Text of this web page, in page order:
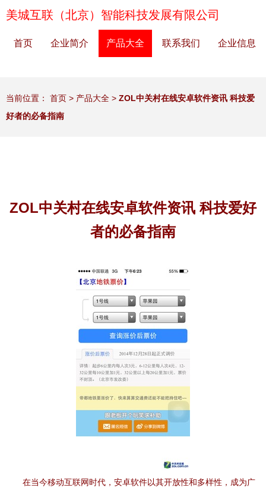
美城互联（北京）智能科技发展有限公司
首页 企业简介 产品大全 联系我们 企业信息
当前位置： 首页 > 产品大全 > ZOL中关村在线安卓软件资讯 科技爱
好者的必备指南
ZOL中关村在线安卓软件资讯 科技爱好
者的必备指南
在当今移动互联网时代，安卓软件以其开放性和多样性，成为广